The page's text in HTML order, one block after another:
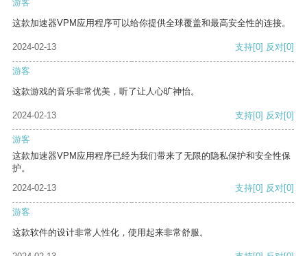
游客
这款加速器VPM应用程序可以给你提供全球覆盖和最高安全性的连接。
2024-02-13 支持[0] 反对[0]
游客
这款游戏的音乐非常优美，听了让人心旷神怡。
2024-02-13 支持[0] 反对[0]
游客
这款加速器VPM应用程序已经为我们带来了无限的隐私保护和安全性保
护。
2024-02-13
支持[0] 反对[0]
游客
这款软件的设计非常人性化，使用起来非常舒服。